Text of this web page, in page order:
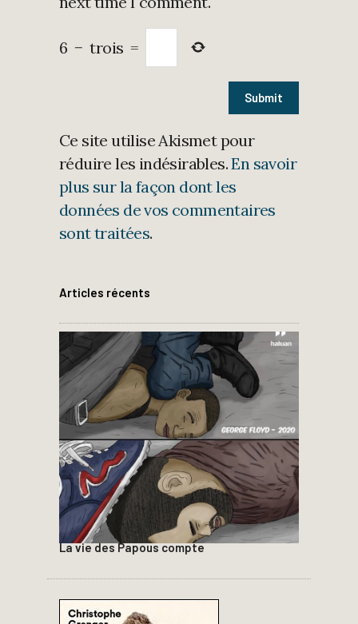
6 − trois =
Ce site utilise Akismet pour
réduire les indésirables.En savoir
plus sur la façon dont les
données de vos commentaires
sont traitées.
Articles récents
La vie des Papous compte